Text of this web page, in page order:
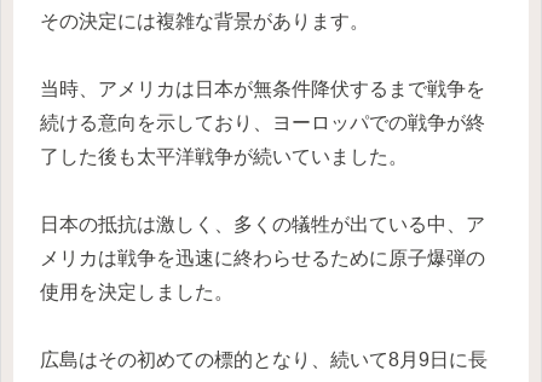
その決定には複雑な背景があります。
当時、アメリカは日本が無条件降伏するまで戦争を
続ける意向を示しており、ヨーロッパでの戦争が終
了した後も太平洋戦争が続いていました。
日本の抵抗は激しく、多くの犠牲が出ている中、ア
メリカは戦争を迅速に終わらせるために原子爆弾の
使用を決定しました。
広島はその初めての標的となり、続いて8月9日に長